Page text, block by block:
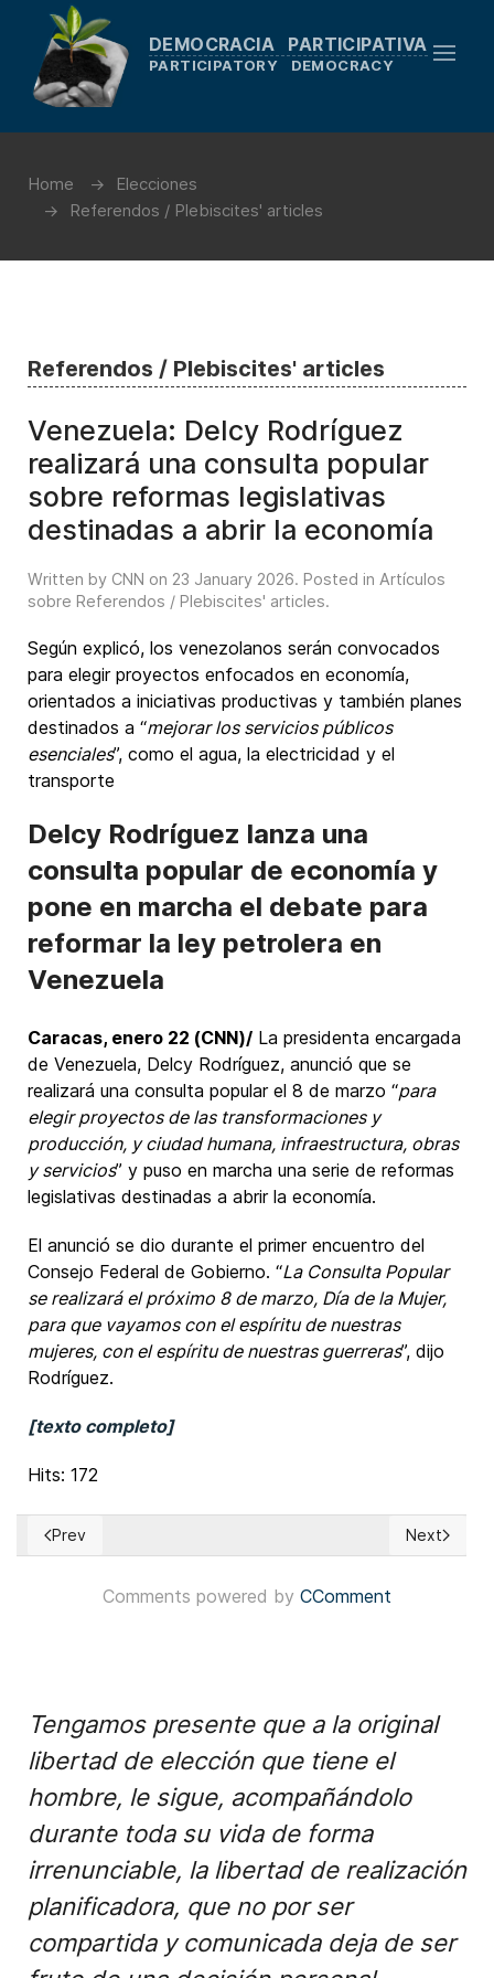
DEMOCRACIA PARTICIPATIVA
PARTICIPATORY DEMOCRACY
Home
Elecciones
Referendos / Plebiscites' articles
Referendos / Plebiscites' articles
Venezuela: Delcy Rodríguez
realizará una consulta popular
sobre reformas legislativas
destinadas a abrir la economía
Written by CNN on 23 January 2026. Posted in Artículos
sobre Referendos / Plebiscites' articles.
Según explicó, los venezolanos serán convocados
para elegir proyectos enfocados en economía,
orientados a iniciativas productivas y también planes
destinados a “mejorar los servicios públicos
esenciales”, como el agua, la electricidad y el
transporte
Delcy Rodríguez lanza una
consulta popular de economía y
pone en marcha el debate para
reformar la ley petrolera en
Venezuela
Caracas, enero 22 (CNN)/ La presidenta encargada
de Venezuela, Delcy Rodríguez, anunció que se
realizará una consulta popular el 8 de marzo “para
elegir proyectos de las transformaciones y
producción, y ciudad humana, infraestructura, obras
y servicios” y puso en marcha una serie de reformas
legislativas destinadas a abrir la economía.
El anunció se dio durante el primer encuentro del
Consejo Federal de Gobierno. “La Consulta Popular
se realizará el próximo 8 de marzo, Día de la Mujer,
para que vayamos con el espíritu de nuestras
mujeres, con el espíritu de nuestras guerreras”, dijo
Rodríguez.
[texto completo]
Hits: 172
Previous article: Tailandia: Referéndum sobre idea de una
Prev Next
Next
Comments powered by CComment
Tengamos presente que a la original
libertad de elección que tiene el
hombre, le sigue, acompañándolo
durante toda su vida de forma
irrenunciable, la libertad de realización
planificadora, que no por ser
compartida y comunicada deja de ser